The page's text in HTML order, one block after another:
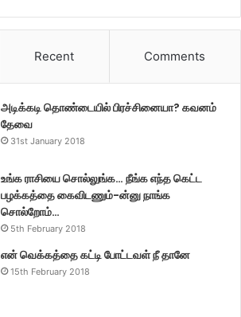
Recent Comments
அடிக்கடி தொண்டையில் பிரச்சினையா? கவனம்
தேவை
31st January 2018
உங்க ராசியை சொல்லுங்க… நீங்க எந்த கெட்ட
பழக்கத்தை கைவிடணும்-ன்னு நாங்க
சொல்றோம்…
5th February 2018
என் வெக்கத்தை கட்டி போட்டவள் நீ தானே
15th February 2018